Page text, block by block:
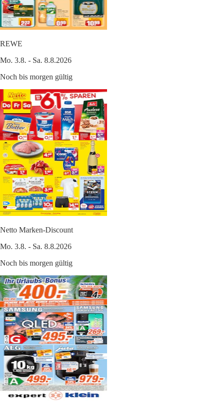
REWE
Mo. 3.8. - Sa. 8.8.2026
Noch bis morgen gültig
Netto Marken-Discount
Mo. 3.8. - Sa. 8.8.2026
Noch bis morgen gültig